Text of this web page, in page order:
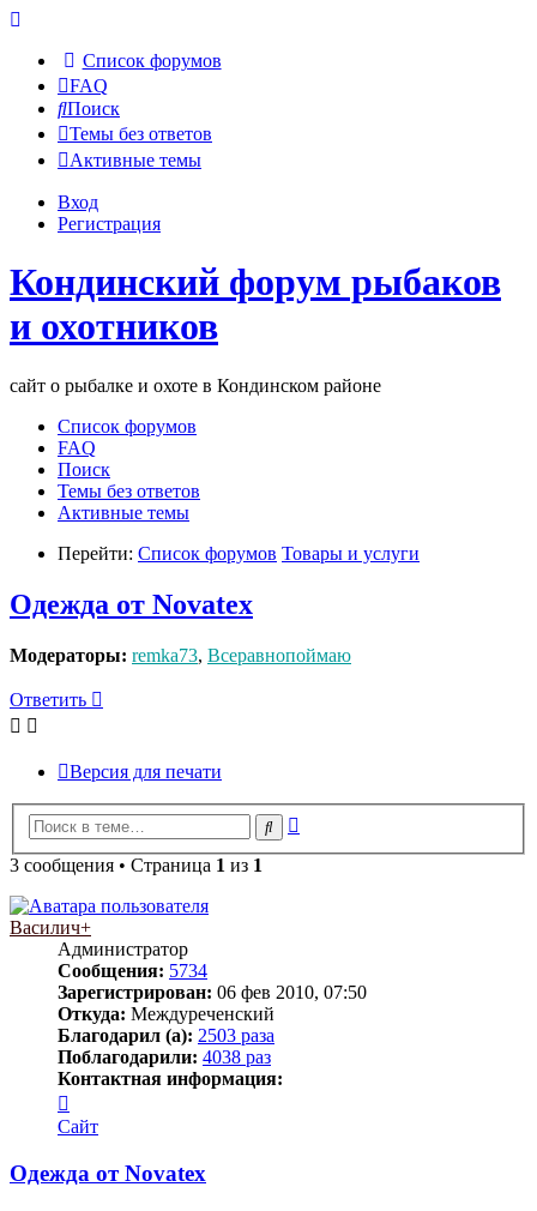
Список форумов
FAQ
Поиск
Темы без ответов
Активные темы
Вход
Регистрация
Кондинский форум рыбаков
и охотников
сайт о рыбалке и охоте в Кондинском районе
Список форумов
FAQ
Поиск
Темы без ответов
Активные темы
Перейти: Список форумов Товары и услуги
Одежда от Novatex
Модераторы: remka73, Всеравнопоймаю
Ответить
Версия для печати
Поиск
3 сообщения • Страница 1 из 1
Василич+
Администратор
Сообщения: 5734
Зарегистрирован: 06 фев 2010, 07:50
Откуда: Междуреченский
Благодарил (а): 2503 раза
Поблагодарили: 4038 раз
Контактная информация:
информация
пользователя
Василич+
Сайт
Одежда от Novatex